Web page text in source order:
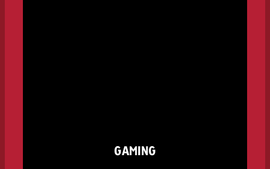
GAMING